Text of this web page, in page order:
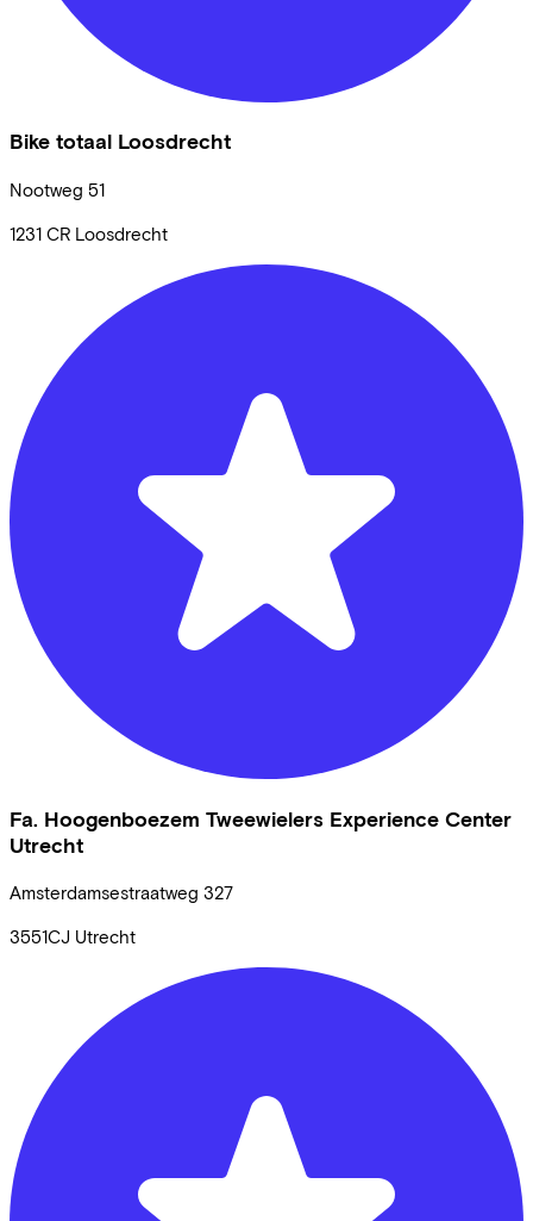
Bike totaal Loosdrecht
Nootweg 51
1231 CR Loosdrecht
Fa. Hoogenboezem Tweewielers Experience Center
Utrecht
Amsterdamsestraatweg 327
3551CJ Utrecht